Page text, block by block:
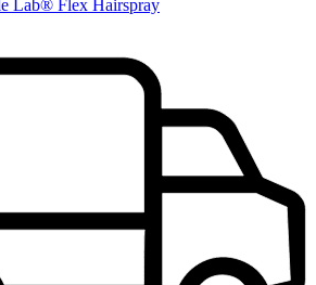
Lab® Flex Hairspray